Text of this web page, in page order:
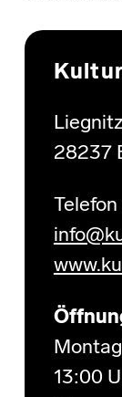
Skip back to main navigation
28237
13:00